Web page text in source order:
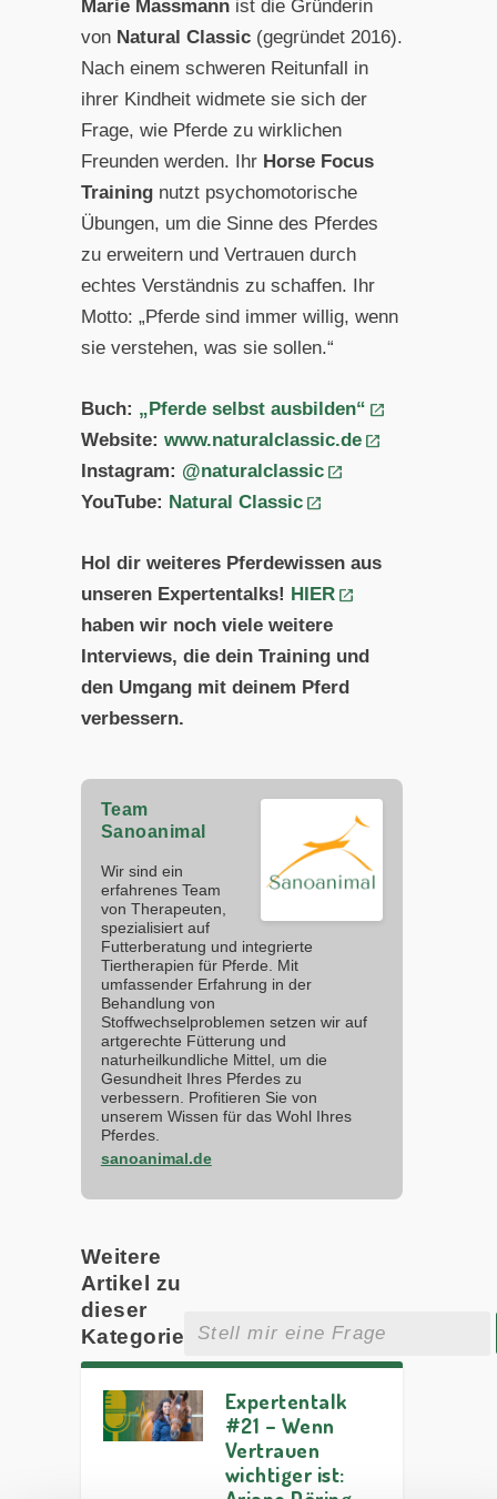
Marie Massmannist die Gründerin
von Natural Classic(gegründet 2016).
Nach einem schweren Reitunfall in
ihrer Kindheit widmete sie sich der
Frage, wie Pferde zu wirklichen
Freunden werden. Ihr Horse Focus
Trainingnutzt psychomotorische
Übungen, um die Sinne des Pferdes
zu erweitern und Vertrauen durch
echtes Verständnis zu schaffen. Ihr
Motto: „Pferde sind immer willig, wenn
sie verstehen, was sie sollen.“
Buch: „Pferde selbst ausbilden“
Website: www.naturalclassic.de
Instagram: @naturalclassic
YouTube: Natural Classic
Hol dir weiteres Pferdewissen aus
unseren Expertentalks! HIER
haben wir noch viele weitere
Interviews, die dein Training und
den Umgang mit deinem Pferd
verbessern.
Team
Sanoanimal
Wir sind ein
erfahrenes Team
von Therapeuten,
spezialisiert auf
Futterberatung und integrierte
Tiertherapien für Pferde. Mit
umfassender Erfahrung in der
Behandlung von
Stoffwechselproblemen setzen wir auf
artgerechte Fütterung und
naturheilkundliche Mittel, um die
Gesundheit Ihres Pferdes zu
verbessern. Profitieren Sie von
unserem Wissen für das Wohl Ihres
Pferdes.
sanoanimal.de
Weitere
Artikel zu
dieser
Kategorie
Expertentalk
#21 – Wenn
Vertrauen
wichtiger ist: